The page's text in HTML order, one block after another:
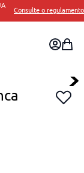
Consulte o regulamento